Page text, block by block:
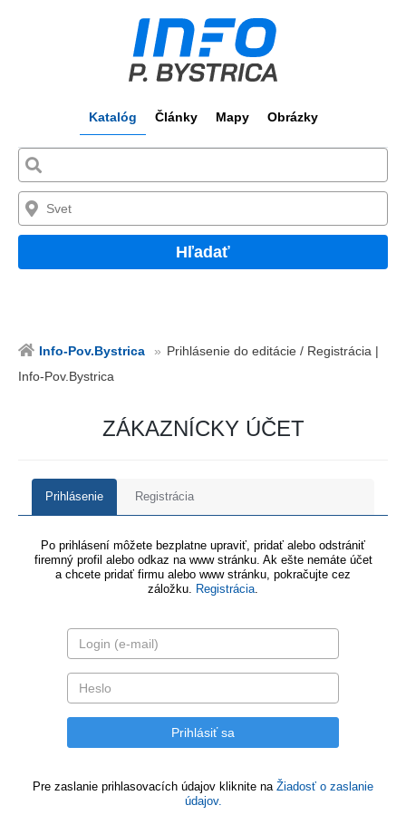
Katalóg Články Mapy Obrázky
Hľadať
Info-Pov.Bystrica
Prihlásenie do editácie / Registrácia |
Info-Pov.Bystrica
ZÁKAZNÍCKY ÚČET
Prihlásenie Registrácia
Po prihlásení môžete bezplatne upraviť, pridať alebo odstrániť
firemný profil alebo odkaz na www stránku. Ak ešte nemáte účet
a chcete pridať firmu alebo www stránku, pokračujte cez
záložku. Registrácia.
Pre zaslanie prihlasovacích údajov kliknite na Žiadosť o zaslanie
údajov.